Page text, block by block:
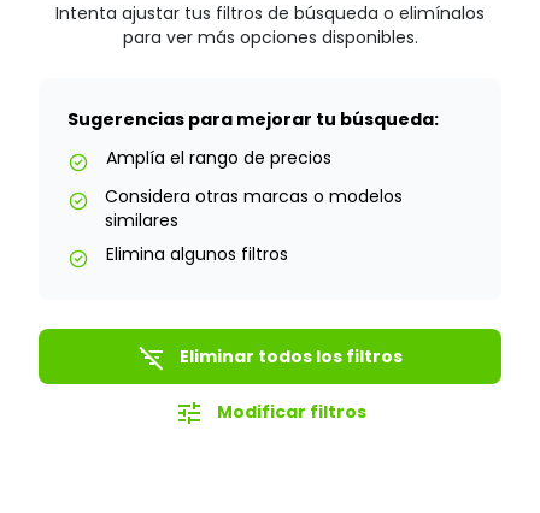
Intenta ajustar tus filtros de búsqueda o elimínalos
para ver más opciones disponibles.
Sugerencias para mejorar tu búsqueda:
check_circle Amplía el rango de precios
check_circle
Considera otras marcas o modelos
similares
check_circle Elimina algunos filtros
filter_list_off Eliminar todos los filtros
tune Modificar filtros